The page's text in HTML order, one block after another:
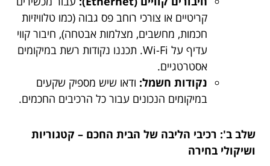
קריטיים או צורכי רוחב פס גבוה (כמו טלוויזיות
חכמות, מחשבים, מצלמות אבטחה), חיבור קווי
עדיף על Wi-Fi. תכננו נקודות רשת במיקומים
אסטרטגיים.
נקודות חשמל: ודאו שיש מספיק שקעים
במיקומים הנכונים עבור כל הרכיבים החכמים.
שלב ב': רכיבי הליבה של הבית החכם – קטגוריות
ושיקולי בחירה